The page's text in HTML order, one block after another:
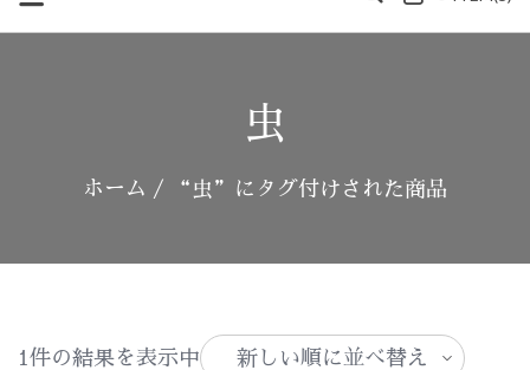
虫
ホーム / “虫”にタグ付けされた商品
1件の結果を表示中